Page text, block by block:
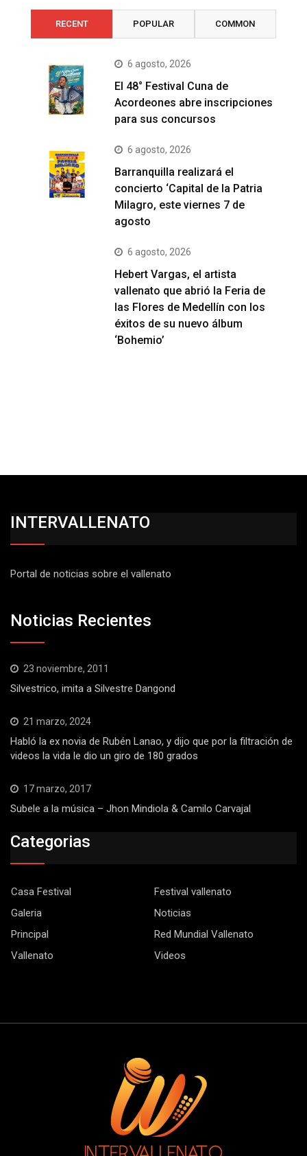
RECENT POPULAR COMMON
6 agosto, 2026
El 48° Festival Cuna de
Acordeones abre inscripciones
para sus concursos
6 agosto, 2026
Barranquilla realizará el
concierto ‘Capital de la Patria
Milagro, este viernes 7 de
agosto
6 agosto, 2026
Hebert Vargas, el artista
vallenato que abrió la Feria de
las Flores de Medellín con los
éxitos de su nuevo álbum
‘Bohemio’
INTERVALLENATO
Portal de noticias sobre el vallenato
Noticias Recientes
23 noviembre, 2011
Silvestrico, imita a Silvestre Dangond
21 marzo, 2024
Habló la ex novia de Rubén Lanao, y dijo que por la filtración de
videos la vida le dio un giro de 180 grados
17 marzo, 2017
Subele a la música – Jhon Mindiola & Camilo Carvajal
Categorias
Casa Festival
Festival vallenato
Galeria
Noticias
Principal
Red Mundial Vallenato
Vallenato
Videos